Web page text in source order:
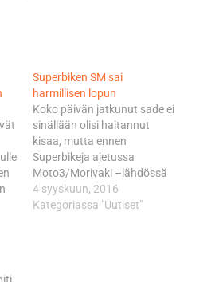
Superbiken SM sai
harmillisen lopun
Koko päivän jatkunut sade ei
sinällään olisi haitannut
kisaa, mutta ennen
Superbikeja ajetussa
Moto3/Morivaki –lähdössä
kilpailijan pyörä valutti öljyä
radalle. Ennen Superbiken
4 syyskuun, 2016
Kategoriassa "Uutiset"